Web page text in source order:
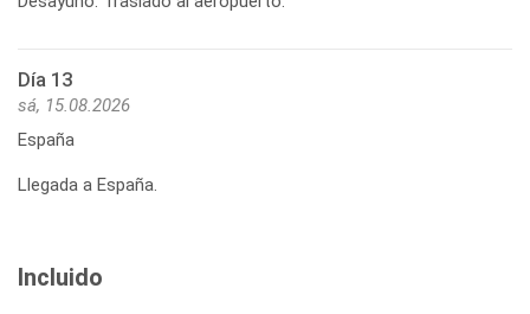
Día 13
sá, 15.08.2026
España
Llegada a España.
Incluido